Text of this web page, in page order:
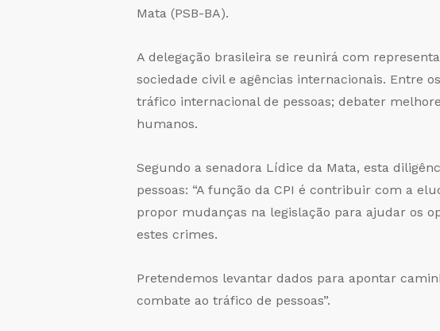
Mata (PSB-BA).
A delegação brasileira se reunirá com
sociedade civil e agências internacionais. Entre
tráfico internacional de pessoas; debater
humanos.
Segundo a senadora Lídice da Mata, esta
pessoas: “A função da CPI é contribuir com a
propor mudanças na legislação para ajudar os
estes crimes.
Pretendemos levantar dados para apontar
combate ao tráfico de pessoas”.